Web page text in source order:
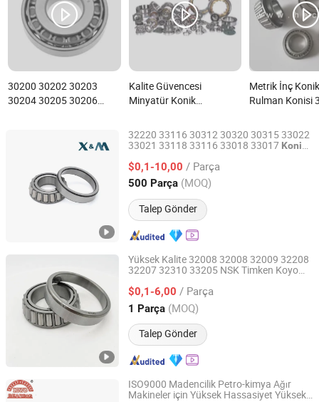
30200 30202 30203
30204 30205 30206
30213 30214 Ekskavatör
Fiyatlı Yüksek Kaliteli
Konik Rulman nedir?
Kalite Güvencesi
Minyatür Konik
30308 30309 nedir?
Metrik İnç
Rulman Konisi
Sıra Silindirik
nedir?
32220 33116 30312 30320 30315 33022
33021 33118 33116 33018 33017 Konik
$0,1-10,00 / Parça
500 Parça (MOQ)
Talep Gönder
SHANDONG X&M IMPORT AND EXPORT CO., LTD.
Shandong, China Fiyat 2018
Yüksek Kalite 32008 32008 32009 32208
32207 32310 33205 NSK Timken Koyo
KonikRulman Rulman
$0,1-6,00 / Parça
1 Parça (MOQ)
Talep Gönder
Shandong Meizhou Precision Bearing Co., Ltd
Shandong, China Fiyat 2022
ISO9000 Madencilik Petro-kimya Ağır
Makineler için Yüksek Hassasiyet Yüksek